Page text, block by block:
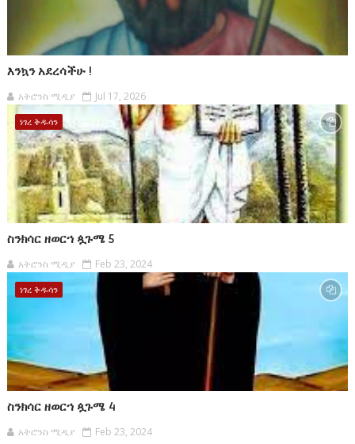
እንኳን አደረሳችሁ !
አትሮንስ ሚዲያ Jul 17, 2026
ነገረ ቅዱሳን
ስንክሳር ዘወርኀ ጷጉሜ 5
አትሮንስ ሚዲያ Feb 23, 2024
ነገረ ቅዱሳን
ስንክሳር ዘወርኀ ጷጉሜ 4
አትሮንስ ሚዲያ Feb 23, 2024